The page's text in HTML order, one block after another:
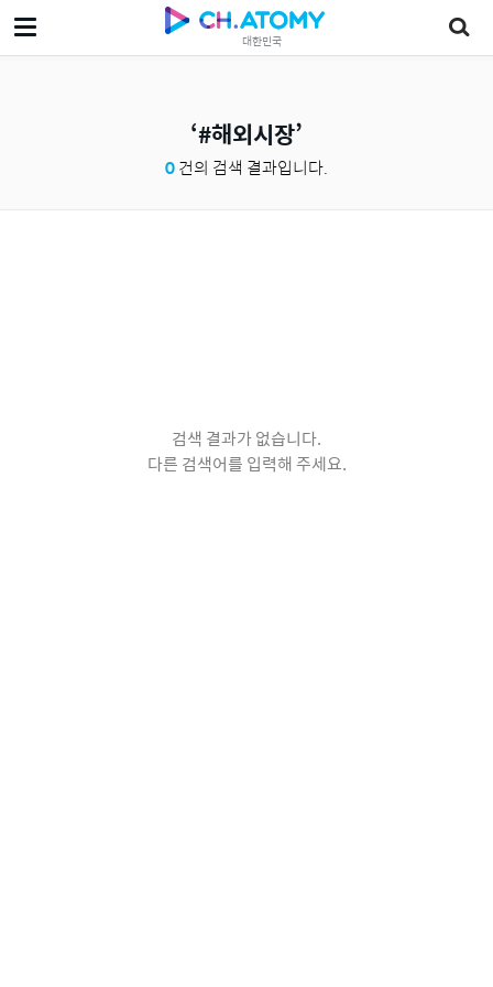
대한민국
#해외시장
0건의 검색 결과입니다.
검색 결과가 없습니다.
다른 검색어를 입력해 주세요.